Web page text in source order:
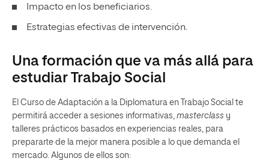
Impacto en los beneficiarios.
Estrategias efectivas de intervención.
Una formación que va más allá para
estudiar Trabajo Social
El Curso de Adaptación a la Diplomatura en Trabajo Social te
permitirá acceder a sesiones informativas, masterclass y
talleres prácticos basados en experiencias reales, para
prepararte de la mejor manera posible a lo que demanda el
mercado. Algunos de ellos son: